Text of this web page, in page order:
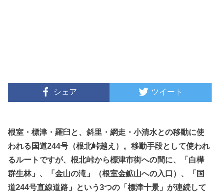
シェア ツイート
根室・標津・羅臼と、斜里・網走・小清水との移動に使
われる国道244号（根北峠越え）。移動手段として使われ
るルートですが、根北峠から標津市街への間に、「白樺
群生林」、「金山の滝」（根室金鉱山への入口）、「国
道244号直線道路」という3つの「標津十景」が連続して